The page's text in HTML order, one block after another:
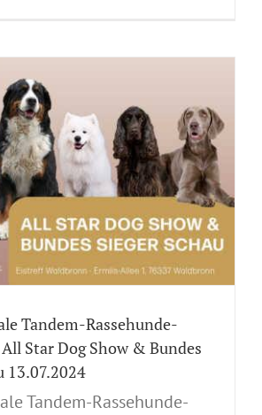
Tandem-Rassehunde-
Star Dog Show & Bundes
13.07.2024
Tandem-Rassehunde-